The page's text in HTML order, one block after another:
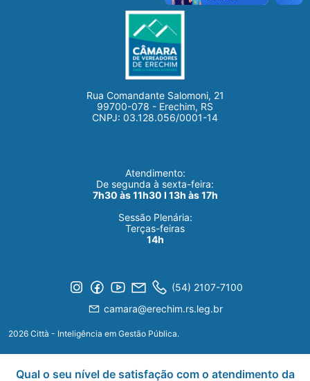
Rua Comandante Salomoni, 21
99700-078 - Erechim, RS
CNPJ: 03.128.056/0001-14
Atendimento:
De segunda à sexta-feira:
7h30 às 11h30 I 13h às 17h
Sessão Plenária:
Terças-feiras
14h
(54) 2107-7100
camara@erechim.rs.leg.br
2026 Città - Inteligência em Gestão Pública.
Qual o seu nível de satisfação com o atendimento da